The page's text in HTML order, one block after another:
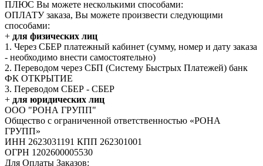
ПЛЮС Вы можете несколькими способами:
ОПЛАТУ заказа, Вы можете произвести следующими
способами:
+ для физических лиц
1. Через СБЕР платежный кабинет (сумму, номер и дату заказа
- необходимо внести самостоятельно)
2. Переводом через СБП (Систему Быстрых Платежей) банк
ФК ОТКРЫТИЕ
3. Переводом СБЕР - СБЕР
+ для юридических лиц
ООО "РОНА ГРУПП"
Общество с ограниченной ответственностью «РОНА
ГРУПП»
ИНН 2623031191 КПП 262301001
ОГРН 1202600005530
Для Оплаты Заказов: